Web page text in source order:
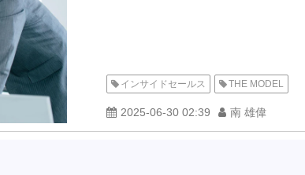
インサイドセールス THE MODEL
2025-06-30 02:39 南 雄偉